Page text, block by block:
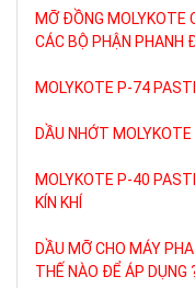
MỠ ĐỒNG MOLYKOTE
CÁC BỘ PHẬN PHANH
MOLYKOTE P-74
DẦU NHỚT MOLYKOTE
MOLYKOTE P-40
KÍN KHÍ
DẦU MỠ CHO MÁY
THẾ NÀO ĐỂ ÁP DỤNG